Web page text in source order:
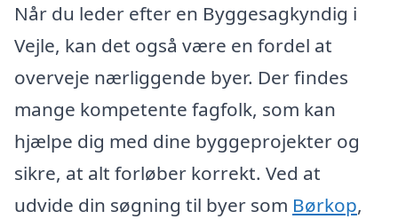
Når du leder efter en Byggesagkyndig i
Vejle, kan det også være en fordel at
overveje nærliggende byer. Der findes
mange kompetente fagfolk, som kan
hjælpe dig med dine byggeprojekter og
sikre, at alt forløber korrekt. Ved at
udvide din søgning til byer som Børkop,